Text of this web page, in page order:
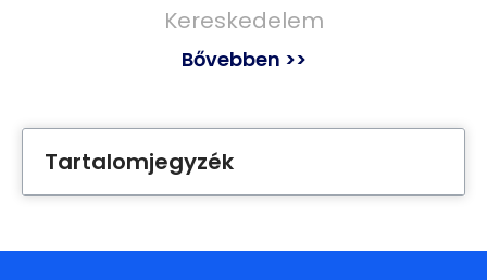
Kereskedelem
Bővebben >>
Tartalomjegyzék